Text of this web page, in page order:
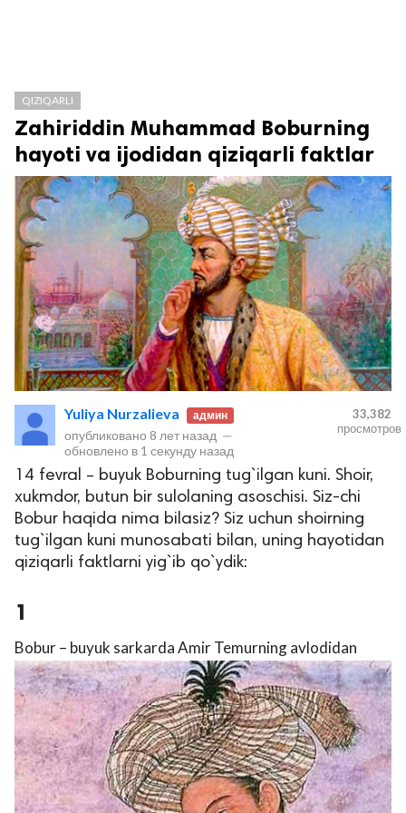
защищены.
QIZIQARLI
Zahiriddin Muhammad Boburning
hayoti va ijodidan qiziqarli faktlar
Yuliya Nurzalieva админ
опубликовано 8 лет назад —
обновлено в 1 секунду назад
33,382
просмотров
14 fevral – buyuk Boburning tug`ilgan kuni. Shoir,
xukmdor, butun bir sulolaning asoschisi. Siz-chi
Bobur haqida nima bilasiz? Siz uchun shoirning
tug`ilgan kuni munosabati bilan, uning hayotidan
qiziqarli faktlarni yig`ib qo`ydik:
1
Bobur – buyuk sarkarda Amir Temurning avlodidan